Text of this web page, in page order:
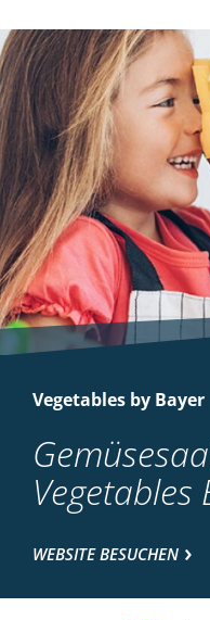
Vegetables by Bayer
Vegetables
WEBSITE BESUCHEN